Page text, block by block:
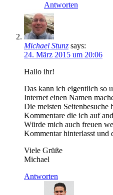
Antworten
Michael Stunz says:
24. März 2015 um 20:06
Hallo ihr!
Das kann ich eigentlich so
Internet einen Namen
Die meisten Seitenbesuche
Kommentare die ich auf
Würde mich auch freuen
Kommentar hinterlasst und
Viele Grüße
Michael
Antworten